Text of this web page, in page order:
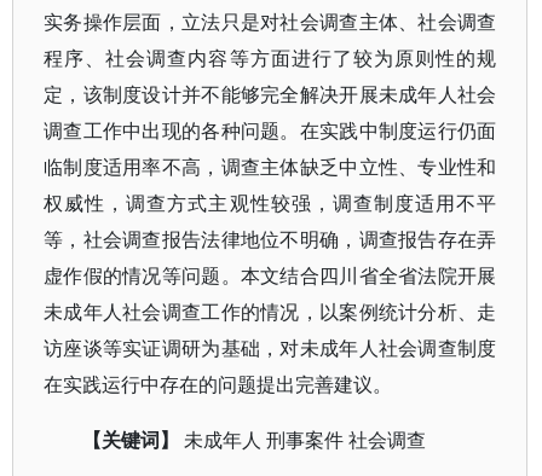
实务操作层面，立法只是对社会调查主体、社会调查
程序、社会调查内容等方面进行了较为原则性的规
定，该制度设计并不能够完全解决开展未成年人社会
调查工作中出现的各种问题。在实践中制度运行仍面
临制度适用率不高，调查主体缺乏中立性、专业性和
权威性，调查方式主观性较强，调查制度适用不平
等，社会调查报告法律地位不明确，调查报告存在弄
虚作假的情况等问题。本文结合四川省全省法院开展
未成年人社会调查工作的情况，以案例统计分析、走
访座谈等实证调研为基础，对未成年人社会调查制度
在实践运行中存在的问题提出完善建议。
【关键词】 未成年人 刑事案件 社会调查